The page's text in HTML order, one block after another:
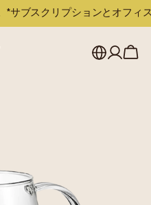
サブスクリプションとオフィ
New Zealand